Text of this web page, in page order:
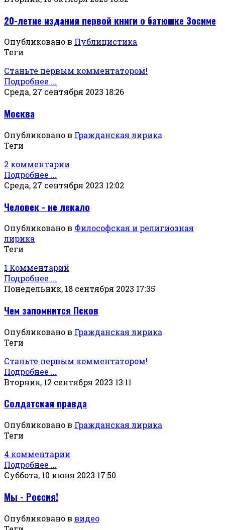
20-летие издания первой книги о батюшке Зосиме
Опубликовано в Публицистика
Теги
Станьте первым комментатором!
Подробнее ...
Среда, 27 сентября 2023 18:26
Москва
Опубликовано в Гражданская лирика
Теги
2 комментарии
Подробнее ...
Среда, 27 сентября 2023 12:02
Человек - не лекало
Опубликовано в Философская и религиозная
лирика
Теги
1 Комментарий
Подробнее ...
Понедельник, 18 сентября 2023 17:35
Чем запомнится Псков
Опубликовано в Гражданская лирика
Теги
Станьте первым комментатором!
Подробнее ...
Вторник, 12 сентября 2023 13:11
Солдатская правда
Опубликовано в Гражданская лирика
Теги
4 комментарии
Подробнее ...
Суббота, 10 июня 2023 17:50
Мы - Россия!
Опубликовано в видео